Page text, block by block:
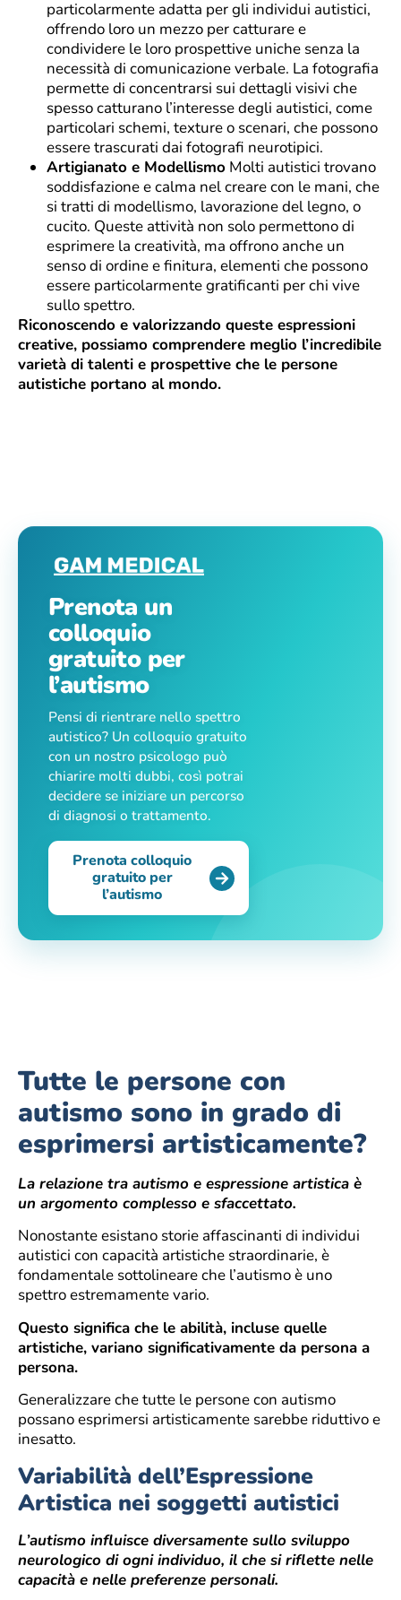
particolarmente adatta per gli individui autistici,
offrendo loro un mezzo per catturare e
condividere le loro prospettive uniche senza la
necessità di comunicazione verbale. La fotografia
permette di concentrarsi sui dettagli visivi che
spesso catturano l’interesse degli autistici, come
particolari schemi, texture o scenari, che possono
essere trascurati dai fotografi neurotipici.
Artigianato e Modellismo Molti autistici trovano
soddisfazione e calma nel creare con le mani, che
si tratti di modellismo, lavorazione del legno, o
cucito. Queste attività non solo permettono di
esprimere la creatività, ma offrono anche un
senso di ordine e finitura, elementi che possono
essere particolarmente gratificanti per chi vive
sullo spettro.
Riconoscendo e valorizzando queste espressioni
creative, possiamo comprendere meglio l’incredibile
varietà di talenti e prospettive che le persone
autistiche portano al mondo.
Prenota un
colloquio
gratuito per
l’autismo
Pensi di rientrare nello spettro
autistico? Un colloquio gratuito
con un nostro psicologo può
chiarire molti dubbi, così potrai
decidere se iniziare un percorso
di diagnosi o trattamento.
Prenota colloquio
gratuito per
l’autismo
Tutte le persone con
autismo sono in grado di
esprimersi artisticamente?
La relazione tra autismo e espressione artistica è
un argomento complesso e sfaccettato.
Nonostante esistano storie affascinanti di individui
autistici con capacità artistiche straordinarie, è
fondamentale sottolineare che l’autismo è uno
spettro estremamente vario.
Questo significa che le abilità, incluse quelle
artistiche, variano significativamente da persona a
persona.
Generalizzare che tutte le persone con autismo
possano esprimersi artisticamente sarebbe riduttivo e
inesatto.
Variabilità dell’Espressione
Artistica nei soggetti autistici
L’autismo influisce diversamente sullo sviluppo
neurologico di ogni individuo, il che si riflette nelle
capacità e nelle preferenze personali.